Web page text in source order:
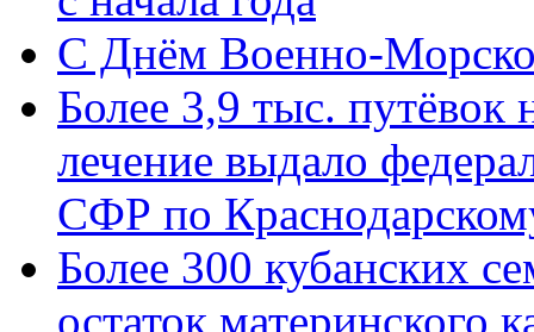
C Днём Военно-
Более 3,9 тыс. путёвок
лечение выдало
СФР по
Более 300 кубанских
остаток материнского